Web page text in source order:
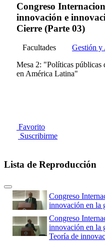
Congreso
innovación e
Cierre (Parte 03)
Facultades
Gestión
Mesa 2: "Políticas públicas
en América Latina"
Favorito
Suscribirme
Lista de Reproducción
Congreso
innovación en la
Congreso
innovación en la
Teoría de